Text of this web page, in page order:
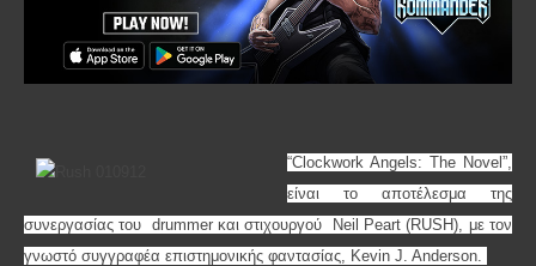
“Clockwork Angels: The Novel”,
είναι το αποτέλεσμα της
συνεργασίας του drummer και στιχουργού Neil Peart (RUSH), με τον
γνωστό συγγραφέα επιστημονικής φαντασίας, Kevin J. Anderson.